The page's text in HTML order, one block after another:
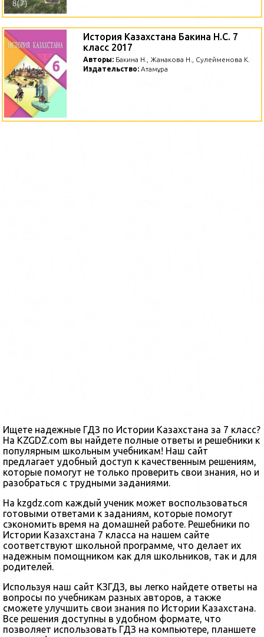
История Казахстана Бакина Н.С. 7
класс 2017
Авторы: Бакина Н., Жанакова Н., Сулейменова К.
Издательство: Атамұра
Ищете надежные ГДЗ по Истории Казахстана за 7 класс?
На KZGDZ.com вы найдете полные ответы и решебники к
популярным школьным учебникам! Наш сайт
предлагает удобный доступ к качественным решениям,
которые помогут не только проверить свои знания, но и
разобраться с трудными заданиями.
На kzgdz.com каждый ученик может воспользоваться
готовыми ответами к заданиям, которые помогут
сэкономить время на домашней работе. Решебники по
Истории Казахстана 7 класса на нашем сайте
соответствуют школьной программе, что делает их
надежным помощником как для школьников, так и для
родителей.
Используя наш сайт КЗГДЗ, вы легко найдете ответы на
вопросы по учебникам разных авторов, а также
сможете улучшить свои знания по Истории Казахстана.
Все решения доступны в удобном формате, что
позволяет использовать ГДЗ на компьютере, планшете